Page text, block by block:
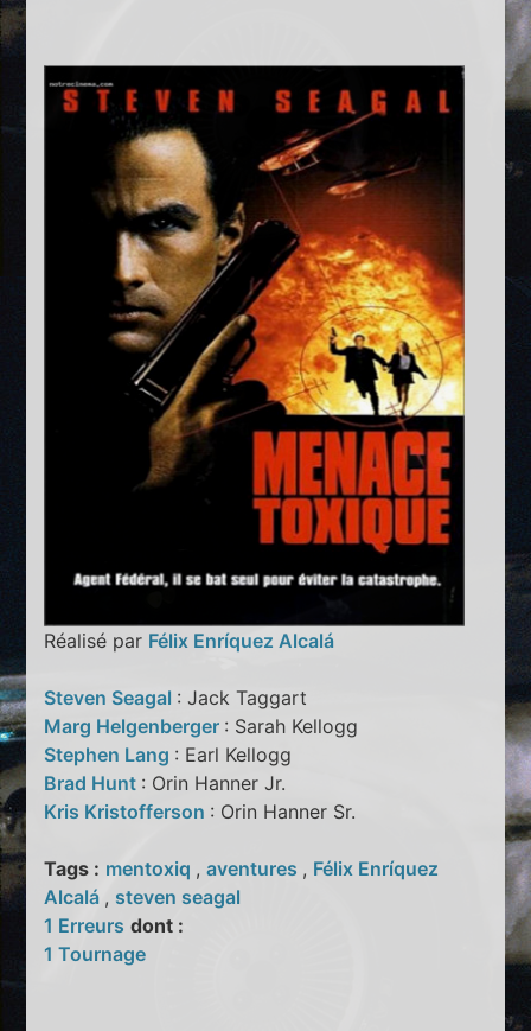
Réalisé par Félix Enríquez Alcalá
Steven Seagal : Jack Taggart
Marg Helgenberger : Sarah Kellogg
Stephen Lang : Earl Kellogg
Brad Hunt : Orin Hanner Jr.
Kris Kristofferson : Orin Hanner Sr.
Tags : mentoxiq ,aventures , Félix Enríquez
Alcalá , steven seagal
1 Erreurs dont :
1 Tournage